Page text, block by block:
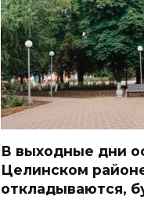
В выходные дни
Целинском
откладываются,